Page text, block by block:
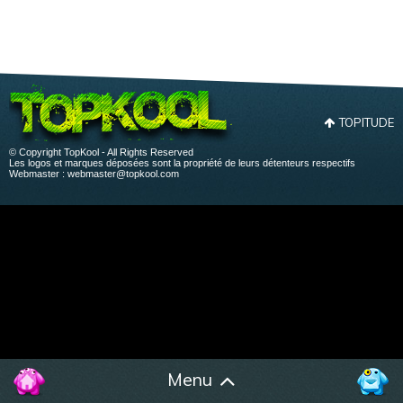
Menu
TOPITUDE
© Copyright TopKool - All Rights Reserved
Les logos et marques déposées sont la propriété de leurs détenteurs respectifs
Webmaster : webmaster@topkool.com